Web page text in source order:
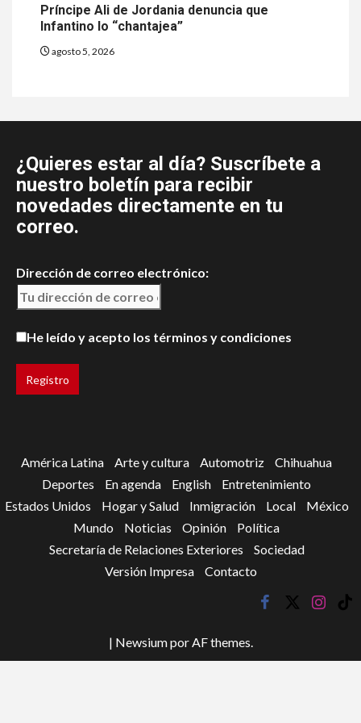
Príncipe Ali de Jordania denuncia que
Infantino lo “chantajea”
agosto 5, 2026
¿Quieres estar al día? Suscríbete a
nuestro boletín para recibir
novedades directamente en tu
correo.
Dirección de correo electrónico:
He leído y acepto los términos y condiciones
América Latina Arte y cultura Automotriz
Chihuahua
Deportes
En agenda English
Entretenimiento
Estados Unidos
Hogar y Salud Inmigración Local
México
Mundo
Noticias Opinión
Política
Secretaría de Relaciones Exteriores
Sociedad
Versión Impresa
Contacto
facebook
twitter
tik
| Newsiumpor AF themes.